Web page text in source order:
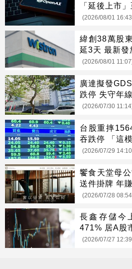
「延後上市
(2026/08/01
緯創38萬股
延3天 最新發
(2026/08/01
廣達擬發
跌停 失守年
(2026/07/30
台股重摔
吞跌停 「這
(2026/07/29
饗食天堂母
送件掛牌 年
(2026/07/28
長鑫存儲今
471% 居A股
(2026/07/27